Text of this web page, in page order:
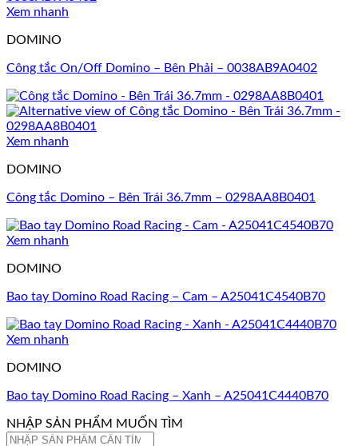
Xem nhanh
DOMINO
Công tắc On/Off Domino – Bên Phải – 0038AB9A0402
Xem nhanh
DOMINO
Công tắc Domino – Bên Trái 36.7mm – 0298AA8B0401
Xem nhanh
DOMINO
Bao tay Domino Road Racing – Cam – A25041C4540B70
Xem nhanh
DOMINO
Bao tay Domino Road Racing – Xanh – A25041C4440B70
NHẬP SẢN PHẨM MUỐN TÌM
Tìm